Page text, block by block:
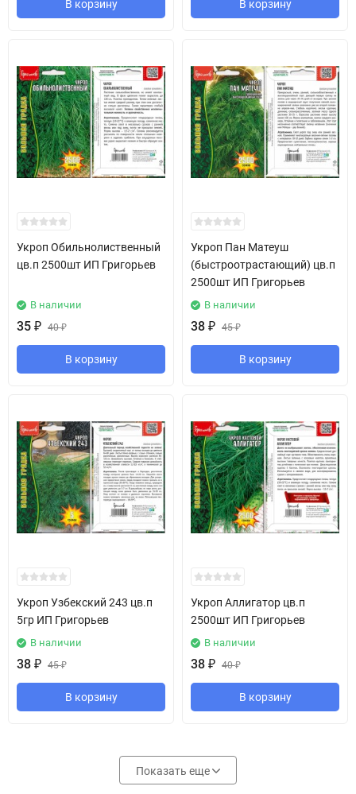
В корзину В корзину
Укроп Обильнолиственный
цв.п 2500шт ИП Григорьев
В наличии
35 ₽ 40₽
В корзину
Укроп Пан Матеуш
(быстроотрастающий) цв.п
2500шт ИП Григорьев
В наличии
38 ₽ 45₽
В корзину
Укроп Узбекский 243 цв.п
5гр ИП Григорьев
В наличии
38 ₽ 45₽
В корзину
Укроп Аллигатор цв.п
2500шт ИП Григорьев
В наличии
38 ₽ 40₽
В корзину
Показать еще